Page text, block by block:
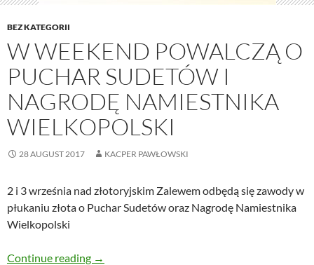
BEZ KATEGORII
W WEEKEND POWALCZĄ O
PUCHAR SUDETÓW I
NAGRODĘ NAMIESTNIKA
WIELKOPOLSKI
28 AUGUST 2017 KACPER PAWŁOWSKI
2 i 3 września nad złotoryjskim Zalewem odbędą się zawody w
płukaniu złota o Puchar Sudetów oraz Nagrodę Namiestnika
Wielkopolski
Continue reading W weekend powalczą o Puchar Sudetów i
→